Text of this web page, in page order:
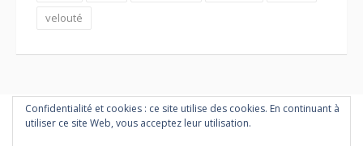
velouté
Confidentialité et cookies : ce site utilise des cookies. En continuant à
utiliser ce site Web, vous acceptez leur utilisation.